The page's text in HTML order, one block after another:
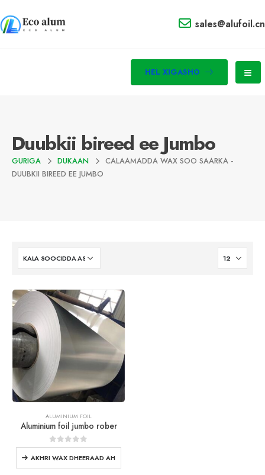
sales@alufoil.cn
HEL XIGASHO
Duubkii bireed ee Jumbo
GURIGA DUKAAN
CALAAMADDA WAX SOO SAARKA -
DUUBKII BIREED EE JUMBO
ALUMINIUM FOIL
Aluminium foil jumbo rober
0ka baxsan 5
AKHRI WAX DHEERAAD AH